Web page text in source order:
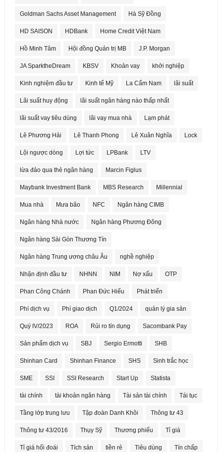
Goldman Sachs Asset Management Hà Sỹ Đồng
HD SAISON HDBank Home Credit Việt Nam
Hồ Minh Tâm Hội đồng Quản trị MB J.P. Morgan
JA SparktheDream KBSV Khoản vay khởi nghiệp
Kinh nghiệm đầu tư Kinh tế Mỹ La Cẩm Nam lãi suất
Lãi suất huy động lãi suất ngân hàng nào thấp nhất
lãi suất vay tiêu dùng lãi vay mua nhà Lạm phát
Lê Phương Hải Lê Thanh Phong Lê Xuân Nghĩa Lock
Lội ngược dòng Lợi tức LPBank LTV
lừa đảo qua thẻ ngân hàng Marcin Figlus
Maybank Investment Bank MBS Research Millennial
Mua nhà Mưa bão NFC Ngân hàng CIMB
Ngân hàng Nhà nước Ngân hàng Phương Đông
Ngân hàng Sài Gòn Thương Tín
Ngân hàng Trung ương châu Âu nghề nghiệp
Nhận định đầu tư NHNN NIM Nợ xấu OTP
Phan Công Chánh Phan Đức Hiếu Phát triển
Phí dịch vụ Phí giao dịch Q1/2024 quản lý gia sản
Quý IV/2023 ROA Rủi ro tín dụng Sacombank Pay
Sản phẩm dịch vụ SBJ Sergio Ermotti SHB
Shinhan Card Shinhan Finance SHS Sinh trắc học
SME SSI SSI Research Start Up Statista
tài chính tài khoản ngân hàng Tài sản tài chính Tái tục
Tầng lớp trung lưu Tập đoàn Danh Khôi Thông tư 43
Thông tư 43/2016 Thụy Sỹ Thương phiếu Tỉ giá
Tỉ giá hối đoái Tích sản tiền rẻ Tiêu dùng Tín chấp